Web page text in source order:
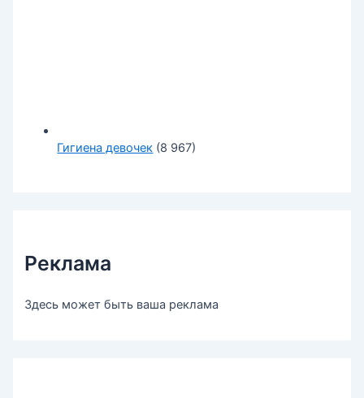
Гигиена девочек (8 967)
Реклама
Здесь может быть ваша реклама